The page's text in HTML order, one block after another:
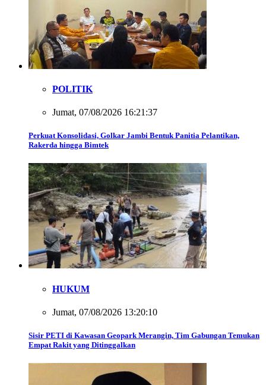
POLITIK
Jumat, 07/08/2026 16:21:37
Perkuat Konsolidasi, Golkar Jambi Bentuk Panitia Pelantikan,
Rakerda hingga Bimtek
HUKUM
Jumat, 07/08/2026 13:20:10
Sisir PETI di Kawasan Geopark Merangin, Tim Gabungan Temukan
Empat Rakit yang Ditinggalkan